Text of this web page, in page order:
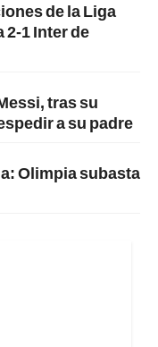
de la Liga
2-1 Inter de
tras su
a su padre
Olimpia subasta